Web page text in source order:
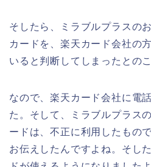
そしたら、ミラブルプラスの
カードを、楽天カード会社の
いると判断してしまったとの
なので、楽天カード会社に電
た。そして、ミラブルプラス
ードは、不正に利用したもの
お伝えしたんですよね。そし